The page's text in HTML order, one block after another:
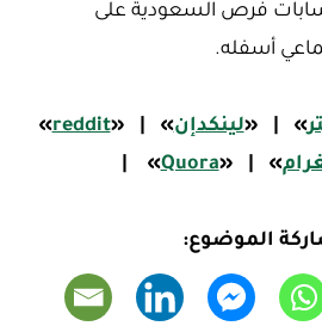
فرص السعودية على
أسفله.
»
«لينكدإن»
«
reddit
»
»
«
Quora
»
الموضوع: